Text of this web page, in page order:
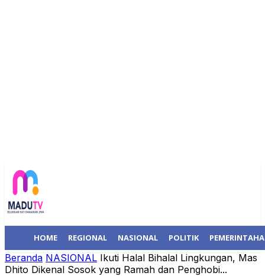
HOME REGIONAL NASIONAL POLITIK
Beranda NASIONAL Ikuti Halal Bihalal Lingkungan, Mas
Dhito Dikenal Sosok yang Ramah dan Penghobi...